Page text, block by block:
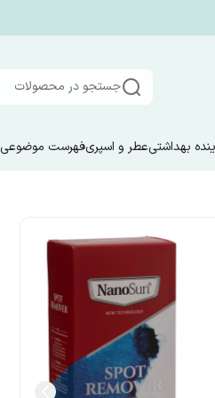
جستجو در محصولات
بهداشتیعطر و اسپریفهرست موضوعی